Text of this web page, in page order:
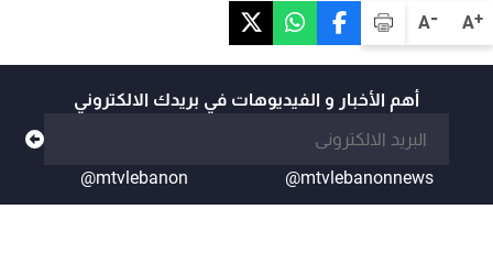
A+
A-
أهم الأخبار و الفيديوهات في بريدك الالكتروني
@mtvlebanonnews
@mtvlebanon